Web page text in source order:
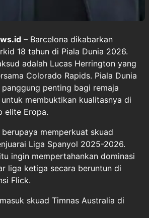
– Barcelona dikabarkan
18 tahun di Piala Dunia 2026.
adalah Lucas Herrington yang
Colorado Rapids. Piala Dunia
penting bagi remaja
membuktikan kualitasnya di
elite Eropa.
memperkuat skuad
Liga Spanyol 2025-2026.
ingin mempertahankan dominasi
liga ketiga secara beruntun di
Flick.
skuad Timnas Australia di